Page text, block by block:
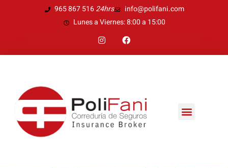
965 867 51624hrs
info@polifani.com
Lunes a Viernes: 8:00 a 15:00
n
t
m
a
e
Menú